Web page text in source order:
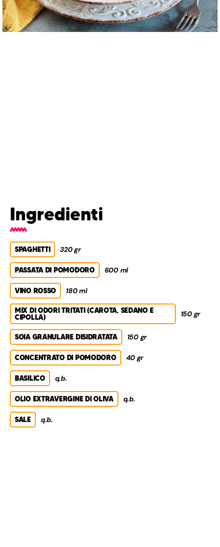
Ingredienti
SPAGHETTI 320 gr
PASSATA DI POMODORO 600 ml
VINO ROSSO 180 ml
MIX DI ODORI TRITATI (CAROTA, SEDANO E
CIPOLLA) 150 gr
SOIA GRANULARE DISIDRATATA 150 gr
CONCENTRATO DI POMODORO 40 gr
BASILICO q.b.
OLIO EXTRAVERGINE DI OLIVA q.b.
SALE q.b.